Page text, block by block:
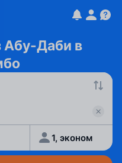
Абу-Даби в
1, эконом